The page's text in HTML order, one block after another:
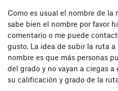
Como es usual el nombre de la
sabe bien el nombre por favor
comentario o me puede
gusto. La idea de subir la ruta a
nombre es que más personas
del grado y no vayan a ciegas
su calificación y grado de la